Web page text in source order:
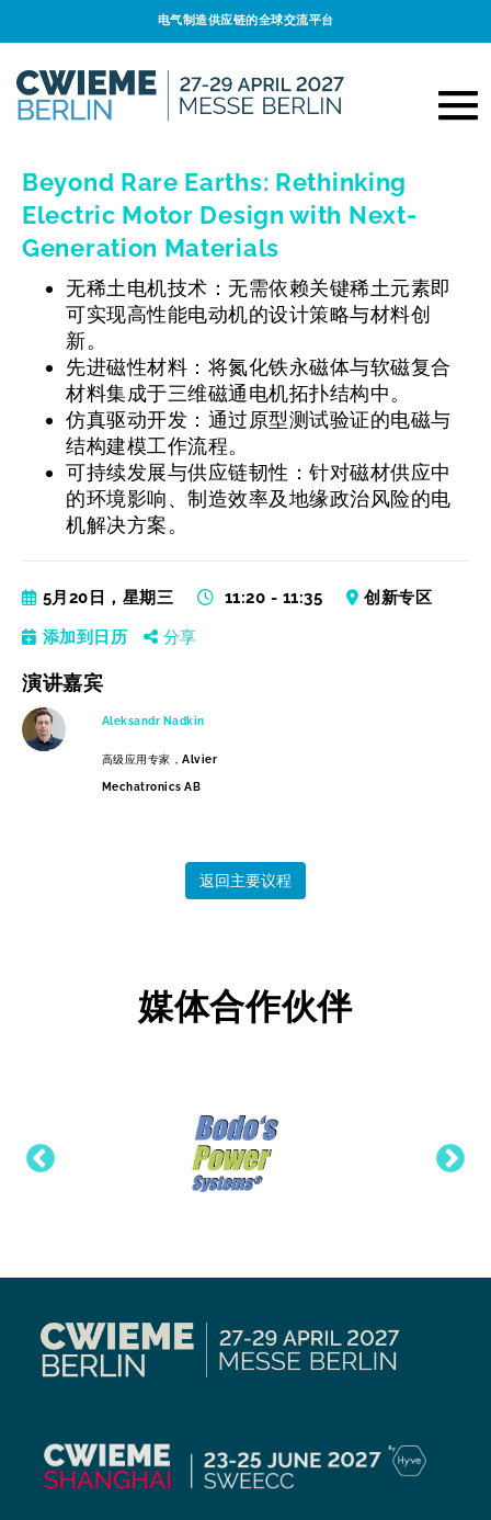
电气制造供应链的全球交流平台
Beyond Rare Earths: Rethinking
Electric Motor Design with Next-
Generation Materials
无稀土电机技术：无需依赖关键稀土元素即
可实现高性能电动机的设计策略与材料创
新。
先进磁性材料：将氮化铁永磁体与软磁复合
材料集成于三维磁通电机拓扑结构中。
仿真驱动开发：通过原型测试验证的电磁与
结构建模工作流程。
可持续发展与供应链韧性：针对磁材供应中
的环境影响、制造效率及地缘政治风险的电
机解决方案。
5月20日，星期三 11:20 - 11:35 创新专区
添加到日历 分享
演讲嘉宾
Aleksandr Nadkin
高级应用专家，Alvier
Mechatronics AB
返回主要议程
媒体合作伙伴